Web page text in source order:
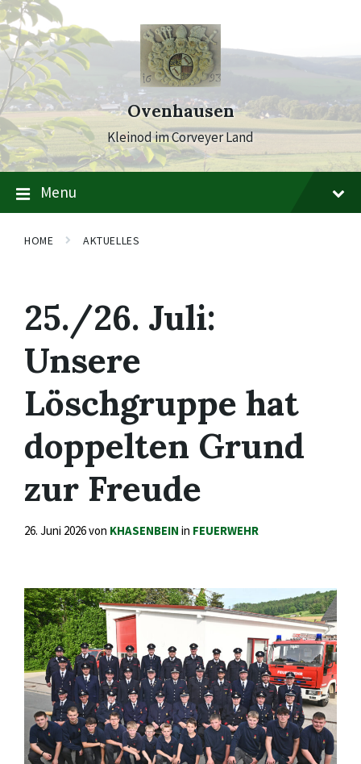
Skip
to
content
Skip
to
main
navigation
Skip
to
footer
Ovenhausen
Kleinod im Corveyer Land
Menu
HOME AKTUELLES
25./26. Juli:
Unsere
Löschgruppe hat
doppelten Grund
zur Freude
26. Juni 2026von KHASENBEIN in FEUERWEHR